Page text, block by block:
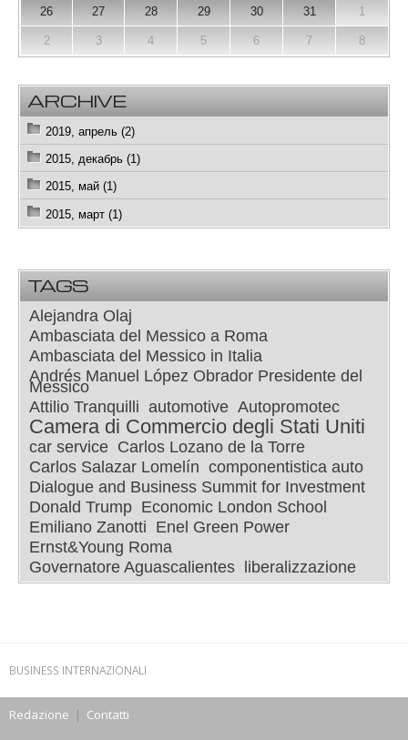
26 27 28 29 30 31 1
2 3 4 5 6 7 8
ARCHIVE
2019, апрель (2)
2015, декабрь (1)
2015, май (1)
2015, март (1)
TAGS
Alejandra Olaj
Ambasciata del Messico a Roma
Ambasciata del Messico in Italia
Andrés Manuel López Obrador Presidente del
Messico
Attilio Tranquilli automotive Autopromotec
Camera di Commercio degli Stati Uniti
car service Carlos Lozano de la Torre
Carlos Salazar Lomelín componentistica auto
Dialogue and Business Summit for Investment
Donald Trump Economic London School
Emiliano Zanotti Enel Green Power
Ernst&Young Roma
Governatore Aguascalientes
liberalizzazione
BUSINESS INTERNAZIONALI
Redazione | Contatti